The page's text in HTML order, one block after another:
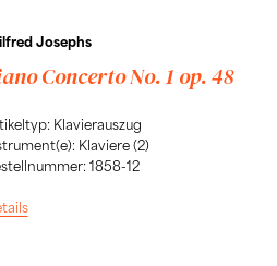
Josephs
Concerto No. 1 op. 48
Klavierauszug
Klaviere (2)
1858-12